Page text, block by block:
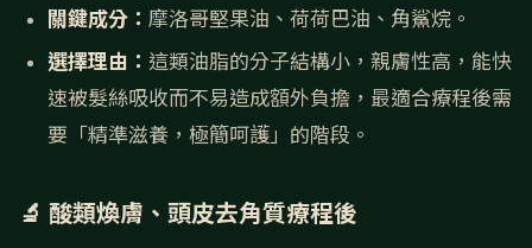
關鍵成分： 摩洛哥堅果油、荷荷巴油、角鯊烷。
選擇理由： 這類油脂的分子結構小，親膚性高，能快
速被髮絲吸收而不易造成額外負擔，最適合療程後需
要「精準滋養，極簡呵護」的階段。
🔬 酸類煥膚、頭皮去角質療程後